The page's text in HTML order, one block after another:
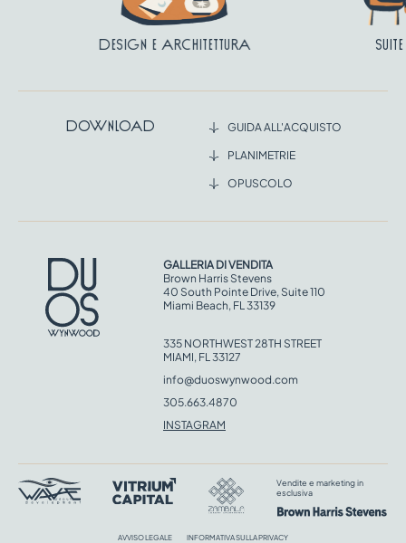
Design e architettura Suite
GALLERIA DI VENDITA
Brown Harris Stevens
40 South Pointe Drive, Suite 110
Miami Beach, FL 33139
335 NORTHWEST 28TH STREET
MIAMI, FL 33127
info@duoswynwood.com
305.663.4870
INSTAGRAM
Download GUIDA ALL'ACQUISTO
PLANIMETRIE
OPUSCOLO
Vendite e marketing in
esclusiva
AVVISO LEGALE INFORMATIVA SULLA PRIVACY